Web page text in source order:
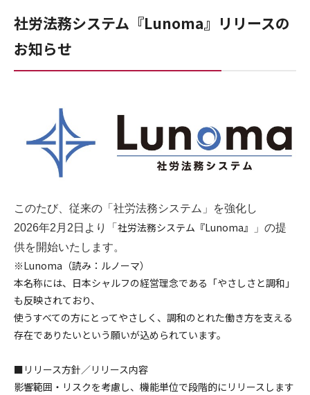
社労法務システム『Lunoma』リリースの
お知らせ
このたび、従来の「社労法務システム」を強化し
2026年2月2日より「 社労法務システム『Lunoma』
」の提
供を開始いたします。
※Lunoma（読み：ルノーマ）
本名称には、日本シャルフの経営理念である「やさしさと調和」
も反映されており、
使うすべての方にとってやさしく、調和のとれた働き方を支える
存在でありたいという願いが込められています。
■リリース方針／リリース内容
影響範囲・リスクを考慮し、機能単位で段階的にリリースします